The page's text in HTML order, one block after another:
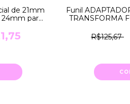
de 21mm
para
Funil
TRANSFORMA
R$125,67